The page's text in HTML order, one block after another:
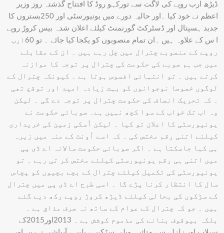
ڈیڑھ ارب روپے کی لاگت سے تورکہو روڈ کا افتتاح گذشتہ روز وزیر
اعظم نے خود کیا ۔اور حالیہ دورے میں یونیورسٹی اور 250بستروں کا
جدید ہسپتال اور ڈسٹرکٹ گورنمنٹ کیلئے اعلان شدہ بیس کروڑ روپے
ا س کے علاوہ ہیں ۔ان تمام منصوبوں کو یکجا کیا جائے ۔ تو 60ارب
روپے کے منصوبے چترال میں چل رہے ہیں ۔ ان کے مقابلے
میں جب ہم صوبے کی حکومت کی چترال پر توجہ کا موازنہ
کرتے ہیں ۔ تو انتہائی افسوس ہوتا ہے ۔ کیونکہ چترال کے
لوگوں خصوصا نوجوانوں کو بہت زیادہ امید اور توقع تھی
۔ کہ تحریک انصاف کی حکومت چترال پر توجہ دے گی ۔ لیکن
وہ اب تک خواب کے سوا کچھ نہیں ہے۔ صوبائی حکومت نے
یونیورسٹی کا اعلان تو کیا ۔ لیکن اُسکی زمین کی خریداری
کیلئے اتنی رقم مختص کی ۔ کہ اسے اُونٹ کے منہ میں زیرہ
ہی کہا جاسکتا ہے ۔ اگر صوبائی حکومت سالانہ اے ڈی پی
میں اتنی ہی رقم یونیورسٹی کیلئے مختص کر تی رہے ۔ تو
یونیورسٹی کی تکمیل کیلئے چترال کے بچے بچیوں کو پچاس
سال کا انتظار کرنا پڑے گا ۔ اسی طرح اے ڈی پی میں چترال
کے سڑکوں کی بحالی کیلئے ڈیڑھ کروڑ روپے رکھ دیے گئے
ہیں ۔ جو کہ چترال کے عوام کے ساتھ نہ صرف مذاق ہے ۔
بلکہ بیوقوف بنانے کی مذموم کوشش ہے ۔ 2013اور2015کے